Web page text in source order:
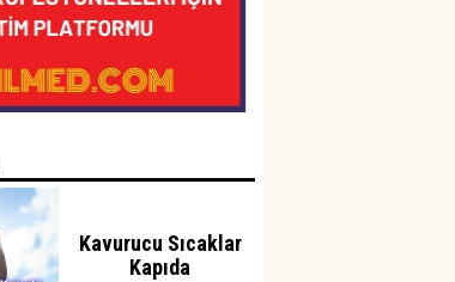
Kavurucu Sıcaklar
Kapıda